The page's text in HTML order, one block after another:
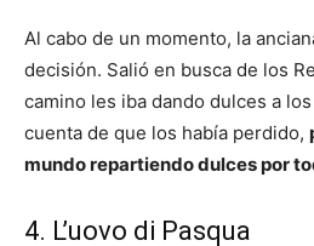
Al cabo de un momento, la
decisión. Salió en busca de los
camino les iba dando dulces a
cuenta de que los había perdido,
mundo repartiendo dulces por
4. L’uovo di Pasqua